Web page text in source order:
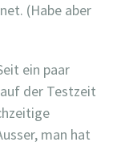
(Habe aber
ein paar
der Testzeit
man hat